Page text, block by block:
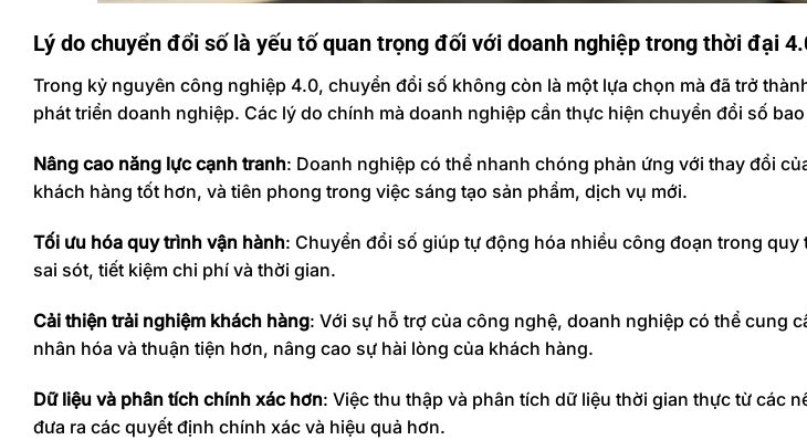
Lý do chuyển đổi số là yếu tố quan trọng đối với doanh nghiệp trong thời đại
Trong kỷ nguyên công nghiệp 4.0, chuyển đổi số không còn là một lựa chọn mà đã trở
phát triển doanh nghiệp. Các lý do chính mà doanh nghiệp cần thực hiện chuyển đổi số
Nâng cao năng lực cạnh tranh: Doanh nghiệp có thể nhanh chóng phản ứng với thay đổi
khách hàng tốt hơn, và tiên phong trong việc sáng tạo sản phẩm, dịch vụ mới.
Tối ưu hóa quy trình vận hành: Chuyển đổi số giúp tự động hóa nhiều công đoạn trong quy
sai sót, tiết kiệm chi phí và thời gian.
Cải thiện trải nghiệm khách hàng: Với sự hỗ trợ của công nghệ, doanh nghiệp có thể cung
nhân hóa và thuận tiện hơn, nâng cao sự hài lòng của khách hàng.
Dữ liệu và phân tích chính xác hơn: Việc thu thập và phân tích dữ liệu thời gian thực từ các
đưa ra các quyết định chính xác và hiệu quả hơn.